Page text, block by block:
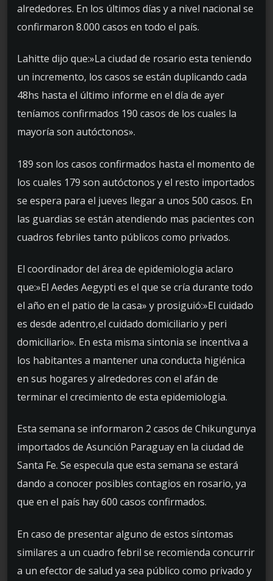
alrededores. En los últimos días y a nivel nacional se
confirmaron 8.000 casos en todo el país.
Lahitte dijo que:»La ciudad de rosario esta teniendo
un incremento, los casos se están duplicando cada
48hs hasta el último informe en el día de ayer
teníamos confirmados 190 casos de los cuales la
mayoría son autóctonos».
189 son los casos confirmados hasta el momento de
los cuales 179 son autóctonos y el resto importados
se espera para el jueves llegar a unos 500 casos. En
las guardias se están atendiendo mas pacientes con
cuadros febriles tanto públicos como privados.
El coordinador del área de epidemiologia aclaro
que:»El Aedes Aegypti es el que se cría durante todo
el año en el patio de la casa» y prosiguió:»El cuidado
es desde adentro,el cuidado domiciliario y peri
domiciliario». En esta misma sintonia se incentiva a
los habitantes a mantener una conducta higiénica
en sus hogares y alrededores con el afán de
terminar el crecimiento de esta epidemiologia.
Esta semana se informaron 2 casos de Chikungunya
importados de Asunción Paraguay en la ciudad de
Santa Fe. Se especula que esta semana se estará
dando a conocer posibles contagios en rosario, ya
que en el país hay 600 casos confirmados.
En caso de presentar alguno de estos síntomas
similares a un cuadro febril se recomienda concurrir
a un efector de salud ya sea público como privado y